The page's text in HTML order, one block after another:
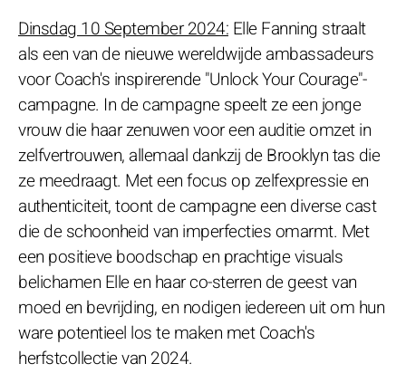
Dinsdag 10 September 2024: Elle Fanning straalt
als een van de nieuwe wereldwijde ambassadeurs
voor Coach's inspirerende "Unlock Your Courage"-
campagne. In de campagne speelt ze een jonge
vrouw die haar zenuwen voor een auditie omzet in
zelfvertrouwen, allemaal dankzij de Brooklyn tas die
ze meedraagt. Met een focus op zelfexpressie en
authenticiteit, toont de campagne een diverse cast
die de schoonheid van imperfecties omarmt. Met
een positieve boodschap en prachtige visuals
belichamen Elle en haar co-sterren de geest van
moed en bevrijding, en nodigen iedereen uit om hun
ware potentieel los te maken met Coach's
herfstcollectie van 2024.